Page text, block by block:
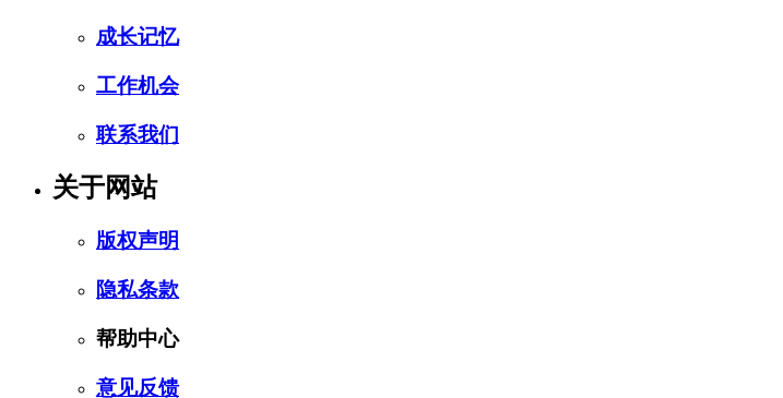
成长记忆
工作机会
联系我们
关于网站
版权声明
隐私条款
帮助中心
意见反馈